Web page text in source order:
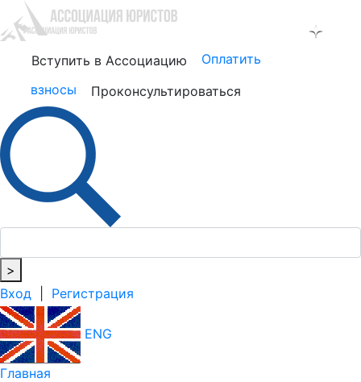
Вступить в Ассоциацию
Оплатить
взносы
Проконсультироваться
>
Вход
Регистрация
ENG
Главная